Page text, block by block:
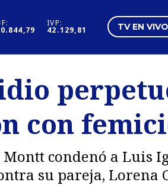
IVP:
42.129,81 TV EN
Negocios
Pura Mujer
con
condenó a Luis
su pareja, Lorena